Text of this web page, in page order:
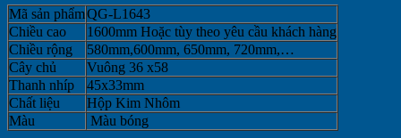
Mã sản phẩmQG-L1643
Chiều cao
1600mm Hoặc tùy theo yêu cầu khách hàng
Chiều rộng
580mm,600mm, 650mm, 720mm,…
Cây chủ
Vuông 36 x58
Thanh nhíp
45x33mm
Chất liệu
Hộp Kim Nhôm
Màu
Màu bóng